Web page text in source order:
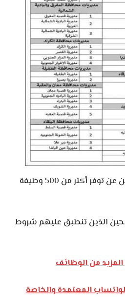
وزارة التربية والتعليم تعلن عن توفر أكثر من 500 وظيفة
الذين تنطبق عليهم شروط
من الوظائف
المعتمدة والخاصة